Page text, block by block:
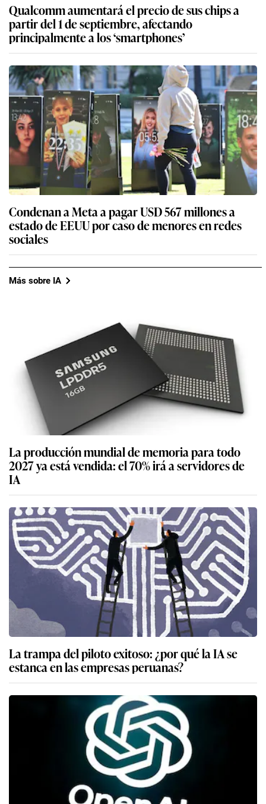
Qualcomm aumentará el precio de sus chips a
partir del 1 de septiembre, afectando
principalmente a los ‘smartphones’
Condenan a Meta a pagar USD 567 millones a
estado de EEUU por caso de menores en redes
sociales
Más sobre IA
La producción mundial de memoria para todo
2027 ya está vendida: el 70% irá a servidores de
IA
La trampa del piloto exitoso: ¿por qué la IA se
estanca en las empresas peruanas?